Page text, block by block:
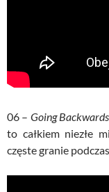
06 – Going Backwards
to całkiem niezłe
częste granie